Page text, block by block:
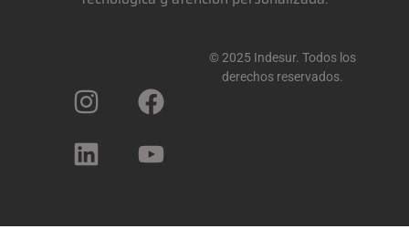
© 2025 Indesur. Todos los
derechos reservados.